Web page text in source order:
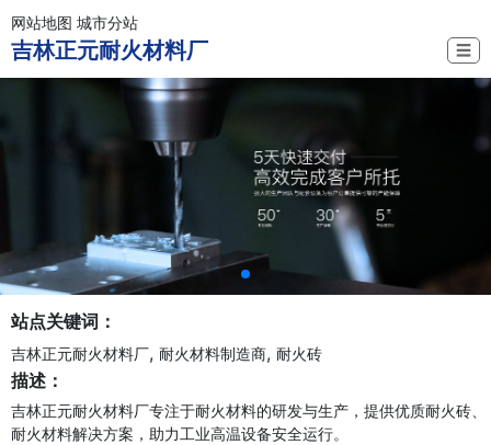
网站地图 城市分站
吉林正元耐火材料厂 ☰
站点关键词：
吉林正元耐火材料厂, 耐火材料制造商, 耐火砖
描述：
吉林正元耐火材料厂专注于耐火材料的研发与生产，提供优质耐火砖、
耐火材料解决方案，助力工业高温设备安全运行。